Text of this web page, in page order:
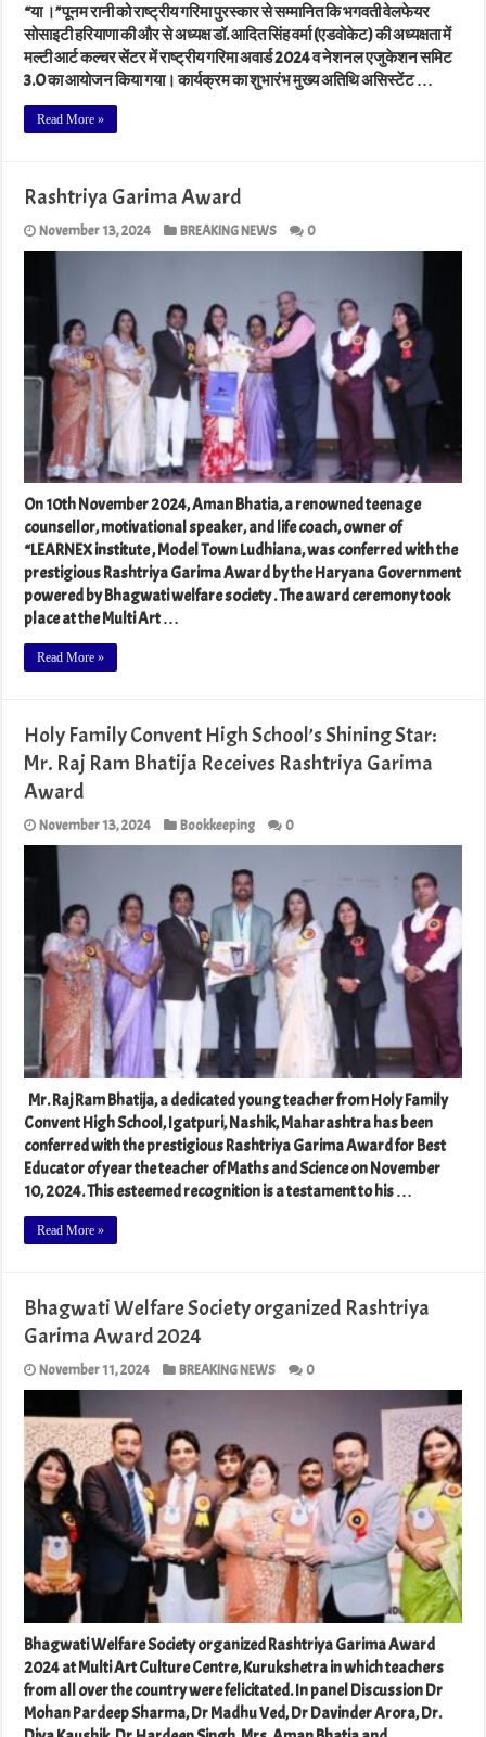
“या ।”पूनम रानी को राष्ट्रीय गरिमा पुरस्कार से सम्मानित कि भगवती वेलफेयर
सोसाइटी हरियाणा की और से अध्यक्ष डॉ. आदित सिंह वर्मा (एडवोकेट) की अध्यक्षता में
मल्टी आर्ट कल्चर सेंटर में राष्ट्रीय गरिमा अवार्ड 2024 व नेशनल एजुकेशन समिट
3.O का आयोजन किया गया। कार्यक्रम का शुभारंभ मुख्य अतिथि असिस्टेंट …
Read More »
Rashtriya Garima Award
November 13, 2024 BREAKING NEWS 0
On 10th November 2024, Aman Bhatia, a renowned teenage
counsellor, motivational speaker, and life coach, owner of
“LEARNEX institute , Model Town Ludhiana, was conferred with the
prestigious Rashtriya Garima Award by the Haryana Government
powered by Bhagwati welfare society . The award ceremony took
place at the Multi Art …
Read More »
Holy Family Convent High School’s Shining Star:
Mr. Raj Ram Bhatija Receives Rashtriya Garima
Award
November 13, 2024 Bookkeeping 0
Mr. Raj Ram Bhatija, a dedicated young teacher from Holy Family
Convent High School, Igatpuri, Nashik, Maharashtra has been
conferred with the prestigious Rashtriya Garima Award for Best
Educator of year the teacher of Maths and Science on November
10, 2024. This esteemed recognition is a testament to his …
Read More »
Bhagwati Welfare Society organized Rashtriya
Garima Award 2024
November 11, 2024 BREAKING NEWS 0
Bhagwati Welfare Society organized Rashtriya Garima Award
2024 at Multi Art Culture Centre, Kurukshetra in which teachers
from all over the country were felicitated. In panel Discussion Dr
Mohan Pardeep Sharma, Dr Madhu Ved, Dr Davinder Arora, Dr.